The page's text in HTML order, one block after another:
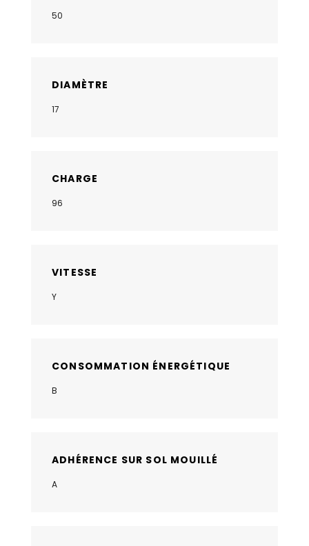
50
DIAMÈTRE
17
CHARGE
96
VITESSE
Y
CONSOMMATION ÉNERGÉTIQUE
B
ADHÉRENCE SUR SOL MOUILLÉ
A